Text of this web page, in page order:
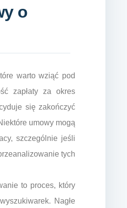
o
warto wziąć pod
zapłaty za okres
się zakończyć
umowy mogą
szczególnie jeśli
tych
to proces, który
Nagłe